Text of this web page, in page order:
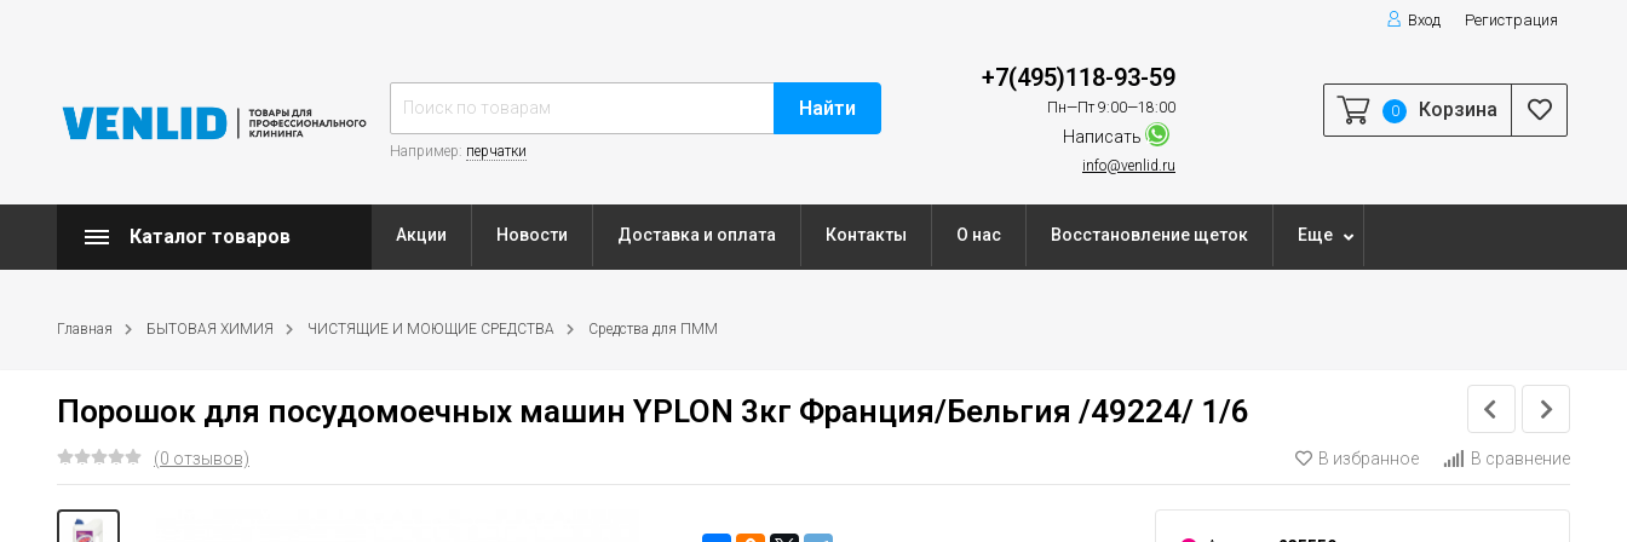
Вход Регистрация
Найти
Например: перчатки
+7(495)118-93-59
Пн—Пт 9:00—18:00
Написать
info@venlid.ru
0 Корзина
Каталог товаров Акции Новости Доставка и оплата Контакты О нас Восстановление щеток Еще
Главная БЫТОВАЯ ХИМИЯ ЧИСТЯЩИЕ И МОЮЩИЕ СРЕДСТВА Средства для ПММ
Порошок для посудомоечных машин YPLON 3кг Франция/Бельгия /49224/ 1/6
(0 отзывов) В избранное В сравнение